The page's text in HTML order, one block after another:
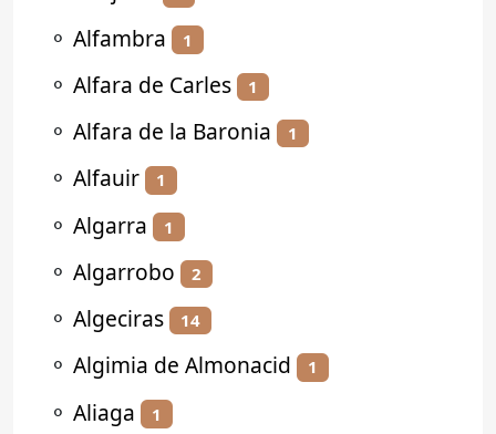
⚬ Alfambra 1
⚬ Alfara de Carles 1
⚬ Alfara de la Baronia 1
⚬ Alfauir 1
⚬ Algarra 1
⚬ Algarrobo 2
⚬ Algeciras 14
⚬ Algimia de Almonacid 1
⚬ Aliaga 1